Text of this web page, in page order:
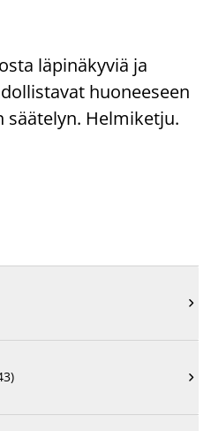
läpinäkyviä ja
huoneeseen
säätelyn. Helmiketju.

) 